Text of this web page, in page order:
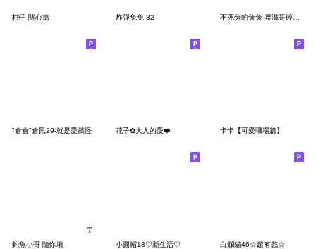
柑仔-關心篇 炸彈兔兔 32 不死兔的兔兔-噗滋哥碎碎唸
"倉倉"倉鼠29-就是愛搞怪 花子✿大人的愛❤️ 卡卡【可愛職場篇】
釣魚小哥-隨你填 小圓帽13♡新生活♡ 白爛貓46☆超有戲☆